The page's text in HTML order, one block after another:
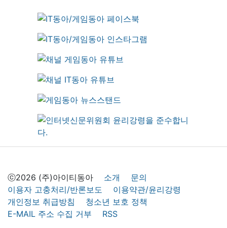
ⓒ2026 (주)아이티동아 소개
문의
이용자 고충처리/반론보도
이용약관/윤리강령
개인정보 취급방침
청소년 보호 정책
E-MAIL 주소 수집 거부
RSS